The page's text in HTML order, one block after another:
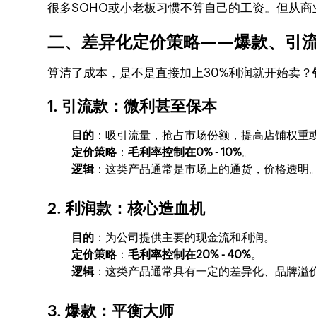
很多SOHO或小老板习惯不算自己的工资。但从商
二、差异化定价策略——爆款、引
算清了成本，是不是直接加上30%利润就开始卖？
1. 引流款：微利甚至保本
目的 ：吸引流量，抢占市场份额，提高店铺权重
定价策略：毛利率控制在0% - 10%。
逻辑：这类产品通常是市场上的通货，价格透明
2. 利润款：核心造血机
目的 ：为公司提供主要的现金流和利润。
定价策略：毛利率控制在20% - 40%。
逻辑：这类产品通常具有一定的差异化、品牌溢
3. 爆款：平衡大师